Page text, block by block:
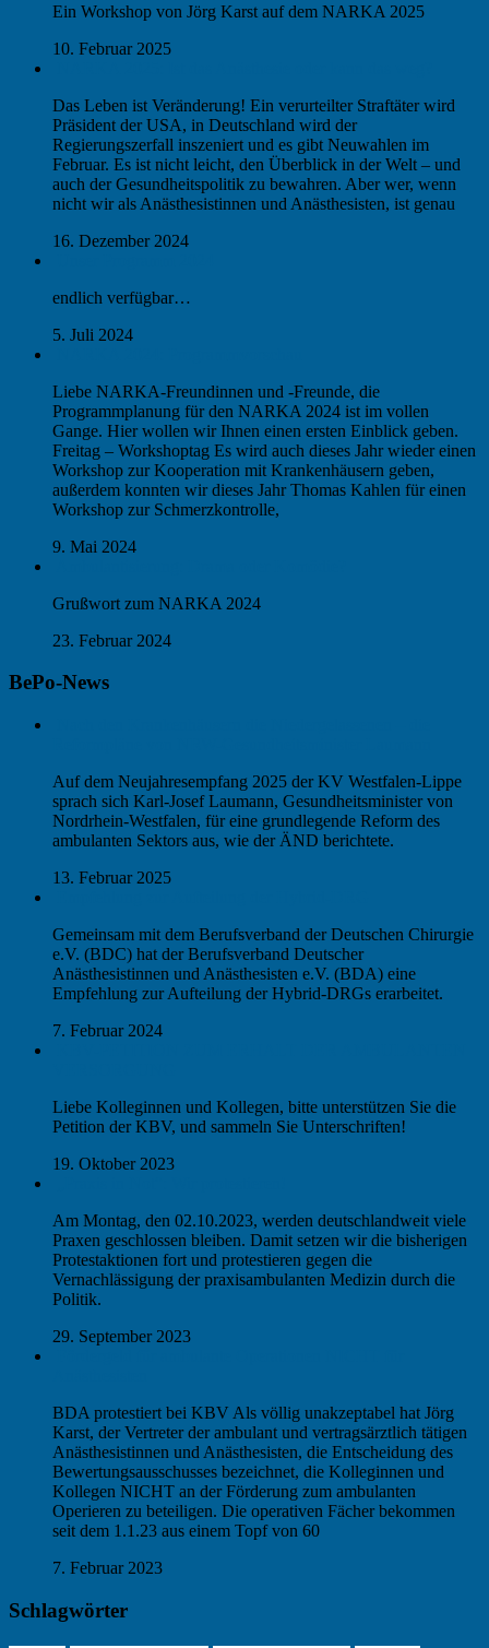
Ein Workshop von Jörg Karst auf dem NARKA 2025
10. Februar 2025
Das Leben ist Veränderung! Ein verurteilter Straftäter wird
Präsident der USA, in Deutschland wird der
Regierungszerfall inszeniert und es gibt Neuwahlen im
Februar. Es ist nicht leicht, den Überblick in der Welt – und
auch der Gesundheitspolitik zu bewahren. Aber wer, wenn
nicht wir als Anästhesistinnen und Anästhesisten, ist genau
16. Dezember 2024
endlich verfügbar…
5. Juli 2024
Liebe NARKA-Freundinnen und -Freunde, die
Programmplanung für den NARKA 2024 ist im vollen
Gange. Hier wollen wir Ihnen einen ersten Einblick geben.
Freitag – Workshoptag Es wird auch dieses Jahr wieder einen
Workshop zur Kooperation mit Krankenhäusern geben,
außerdem konnten wir dieses Jahr Thomas Kahlen für einen
Workshop zur Schmerzkontrolle,
9. Mai 2024
Grußwort zum NARKA 2024
23. Februar 2024
BePo-News
Auf dem Neujahresempfang 2025 der KV Westfalen-Lippe
sprach sich Karl-Josef Laumann, Gesundheitsminister von
Nordrhein-Westfalen, für eine grundlegende Reform des
ambulanten Sektors aus, wie der ÄND berichtete.
13. Februar 2025
Gemeinsam mit dem Berufsverband der Deutschen Chirurgie
e.V. (BDC) hat der Berufsverband Deutscher
Anästhesistinnen und Anästhesisten e.V. (BDA) eine
Empfehlung zur Aufteilung der Hybrid-DRGs erarbeitet.
7. Februar 2024
Liebe Kolleginnen und Kollegen, bitte unterstützen Sie die
Petition der KBV, und sammeln Sie Unterschriften!
19. Oktober 2023
Am Montag, den 02.10.2023, werden deutschlandweit viele
Praxen geschlossen bleiben. Damit setzen wir die bisherigen
Protestaktionen fort und protestieren gegen die
Vernachlässigung der praxisambulanten Medizin durch die
Politik.
29. September 2023
BDA protestiert bei KBV Als völlig unakzeptabel hat Jörg
Karst, der Vertreter der ambulant und vertragsärztlich tätigen
Anästhesistinnen und Anästhesisten, die Entscheidung des
Bewertungsausschusses bezeichnet, die Kolleginnen und
Kollegen NICHT an der Förderung zum ambulanten
Operieren zu beteiligen. Die operativen Fächer bekommen
seit dem 1.1.23 aus einem Topf von 60
7. Februar 2023
Schlagwörter